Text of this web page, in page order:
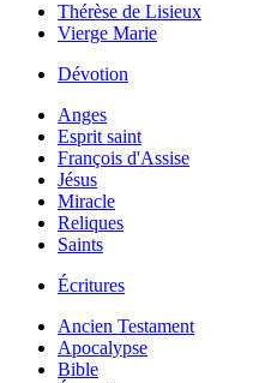
Thérèse de Lisieux
Vierge Marie
Dévotion
Anges
Esprit saint
François d'Assise
Jésus
Miracle
Reliques
Saints
Écritures
Ancien Testament
Apocalypse
Bible